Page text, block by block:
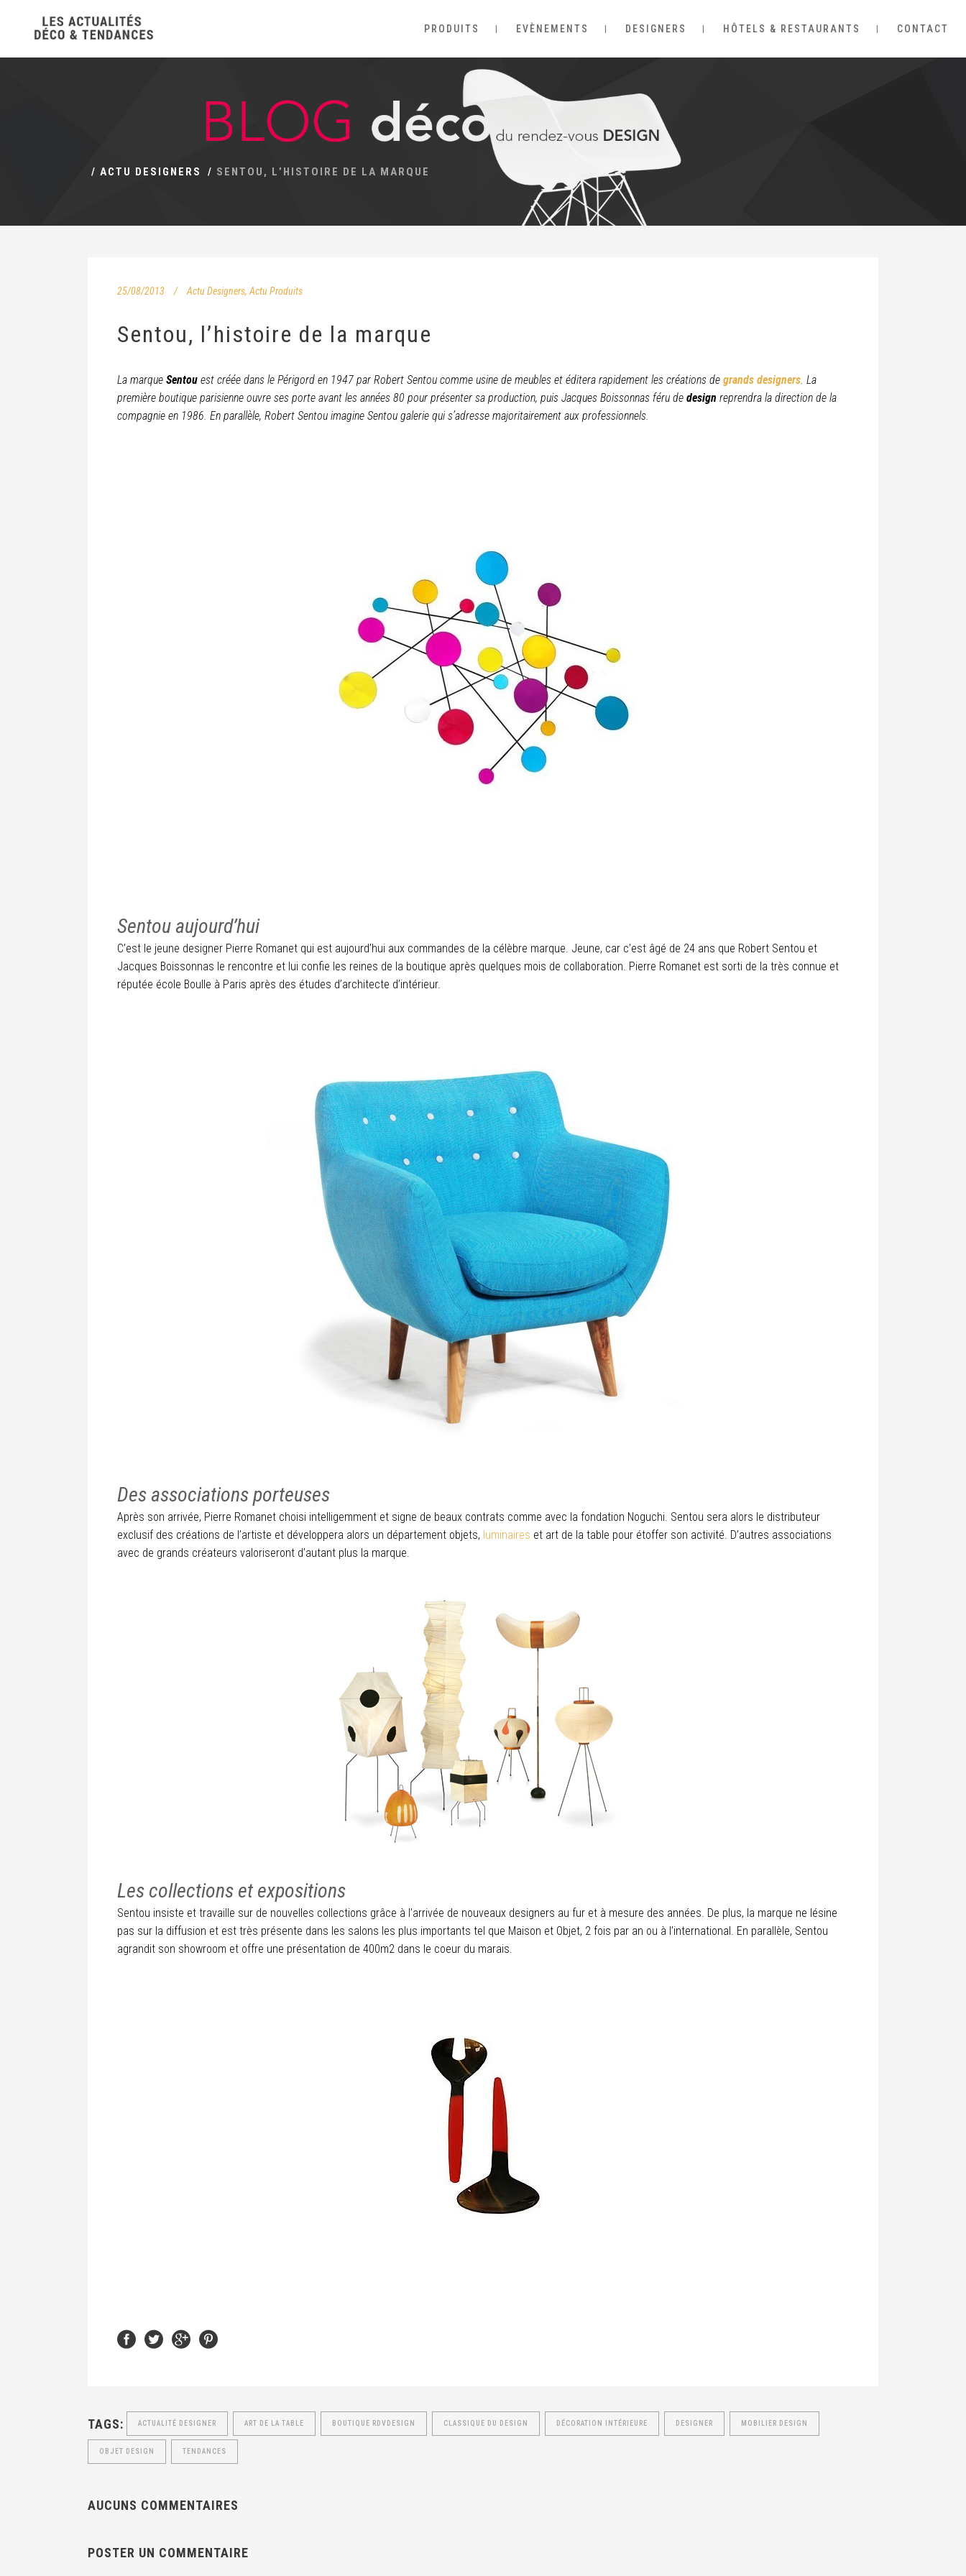
PRODUITS EVÈNEMENTS DESIGNERS HÔTELS & RESTAURANTS CONTACT
/ ACTU DESIGNERS / SENTOU, L’HISTOIRE DE LA MARQUE
25/08/2013 Actu Designers, Actu Produits
Sentou, l’histoire de la marque
La marque Sentou est créée dans le Périgord en 1947 par Robert Sentou comme usine de meubles et éditera rapidement les créations de grands designers. La
première boutique parisienne ouvre ses porte avant les années 80 pour présenter sa production, puis Jacques Boissonnas féru de design reprendra la direction de la
compagnie en 1986. En parallèle, Robert Sentou imagine Sentou galerie qui s’adresse majoritairement aux professionnels.
Sentou aujourd’hui
C’est le jeune designer Pierre Romanet qui est aujourd’hui aux commandes de la célèbre marque. Jeune, car c’est âgé de 24 ans que Robert Sentou et
Jacques Boissonnas le rencontre et lui confie les reines de la boutique après quelques mois de collaboration. Pierre Romanet est sorti de la très connue et
réputée école Boulle à Paris après des études d’architecte d’intérieur.
Des associations porteuses
Après son arrivée, Pierre Romanet choisi intelligemment et signe de beaux contrats comme avec la fondation Noguchi. Sentou sera alors le distributeur
exclusif des créations de l’artiste et développera alors un département objets, luminaires et art de la table pour étoffer son activité. D’autres associations
avec de grands créateurs valoriseront d’autant plus la marque.
Les collections et expositions
Sentou insiste et travaille sur de nouvelles collections grâce à l’arrivée de nouveaux designers au fur et à mesure des années. De plus, la marque ne lésine
pas sur la diffusion et est très présente dans les salons les plus importants tel que Maison et Objet, 2 fois par an ou à l’international. En parallèle, Sentou
agrandit son showroom et offre une présentation de 400m2 dans le coeur du marais.
TAGS: ACTUALITÉ DESIGNER ART DE LA TABLE BOUTIQUE RDVDESIGN CLASSIQUE DU DESIGN DÉCORATION INTÉRIEURE DESIGNER MOBILIER DESIGN
OBJET DESIGN TENDANCES
AUCUNS COMMENTAIRES
POSTER UN COMMENTAIRE